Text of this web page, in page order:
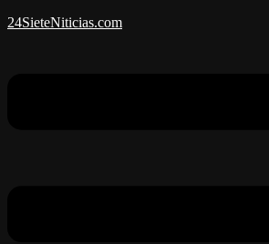
24SieteNiticias.com